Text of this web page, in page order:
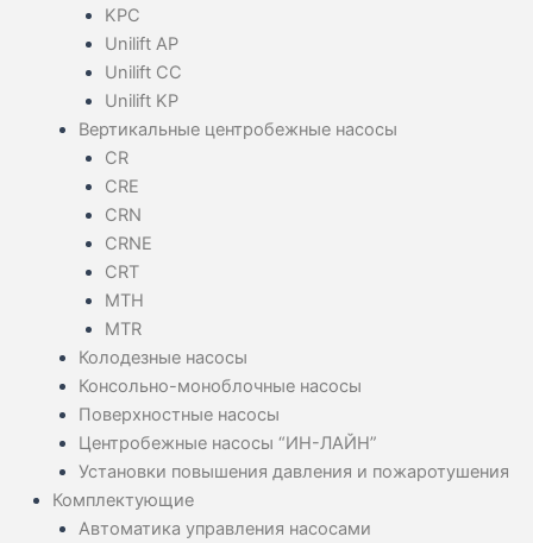
KPC
Unilift AP
Unilift CC
Unilift KP
Вертикальные центробежные насосы
CR
CRE
CRN
CRNE
CRT
MTH
MTR
Колодезные насосы
Консольно-моноблочные насосы
Поверхностные насосы
Центробежные насосы “ИН-ЛАЙН”
Установки повышения давления и пожаротушения
Комплектующие
Автоматика управления насосами